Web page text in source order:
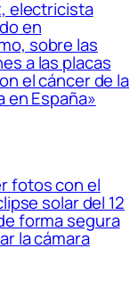
electricista
en
sobre las
a las placas
el cáncer de la
España»
fotos con el
solar del 12
forma segura
la cámara